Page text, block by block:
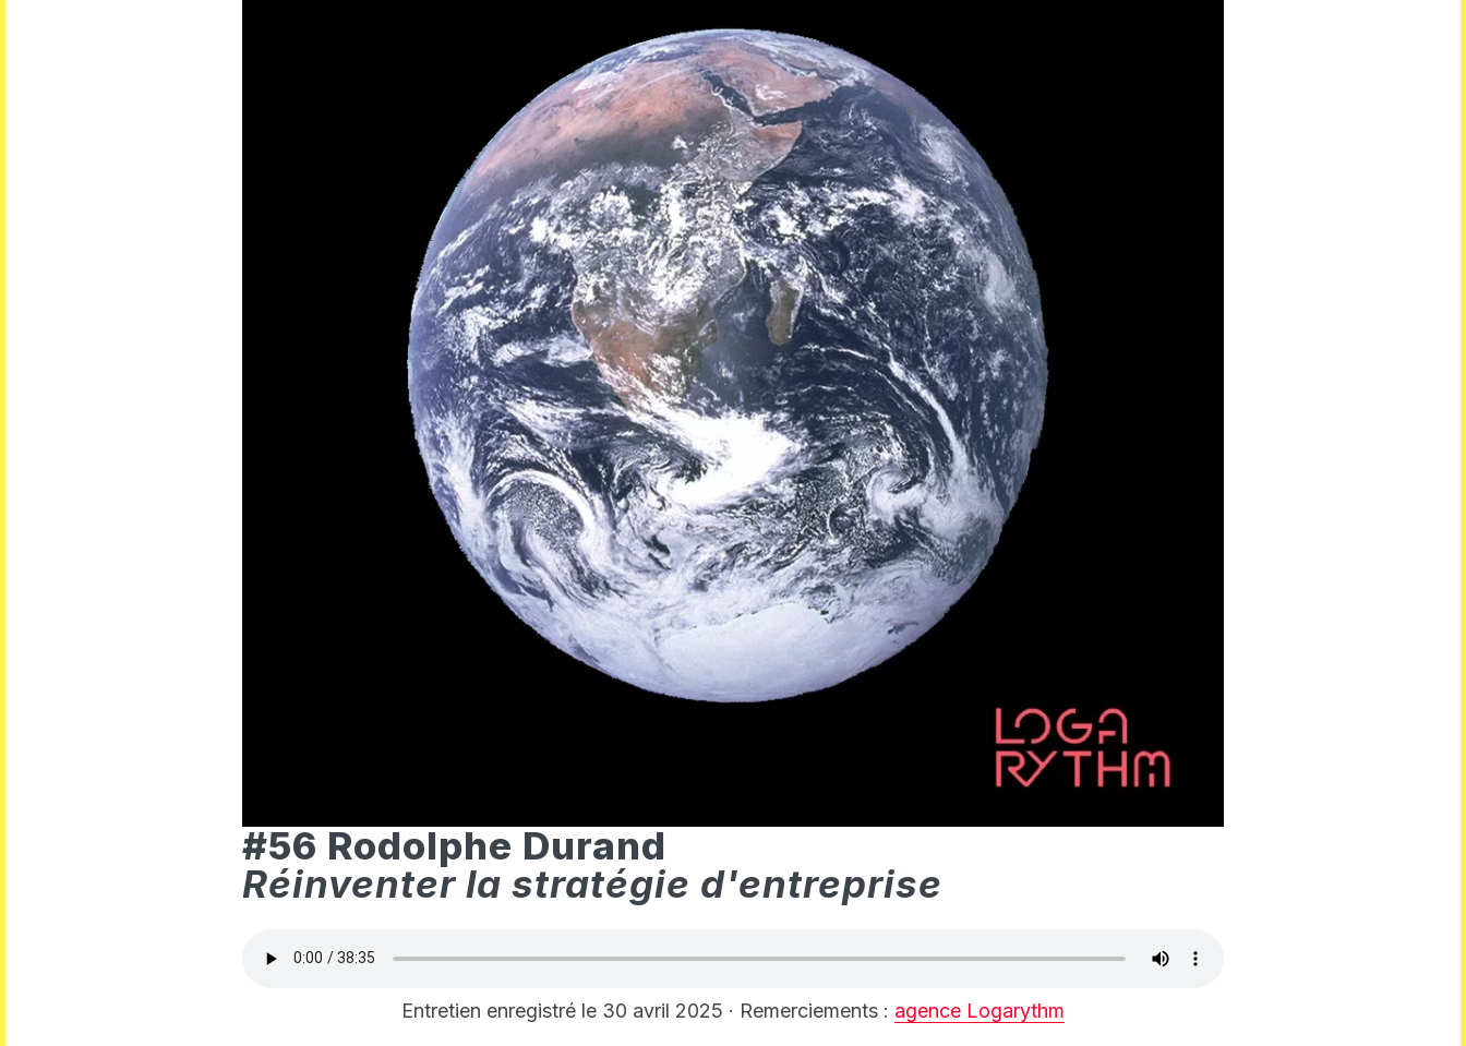
#56 Rodolphe Durand
Réinventer la stratégie d'entreprise
Entretien enregistré le 30 avril 2025 · Remerciements : agence Logarythm